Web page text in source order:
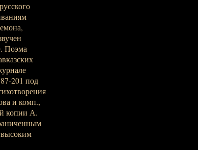
Поэма
201 под
и комп.,
копии А.